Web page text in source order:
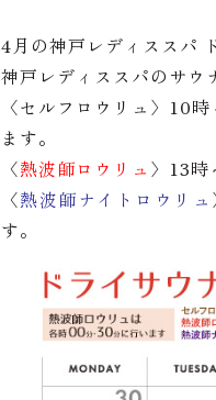
4月の神戸レディススパ
神戸レディススパのサウ
〈セルフロウリュ〉10
ます。
〈熱波師ロウリュ 〉13時
〈熱波師ナイトロウリュ
す。